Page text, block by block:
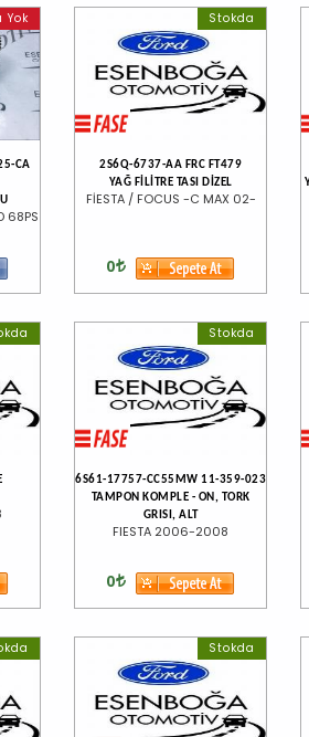
Yok
CA
68PS
Stokda
2S6Q-6737-AA FRC FT479
YAĞ FİLİTRE TASI DİZEL
FİESTA / FOCUS -C MAX 02-
0
Stokda
6S61-17757-CC55MW 11-359-023
TAMPON KOMPLE - ON, TORK
GRISI, ALT
FIESTA 2006-2008
0
Stokda